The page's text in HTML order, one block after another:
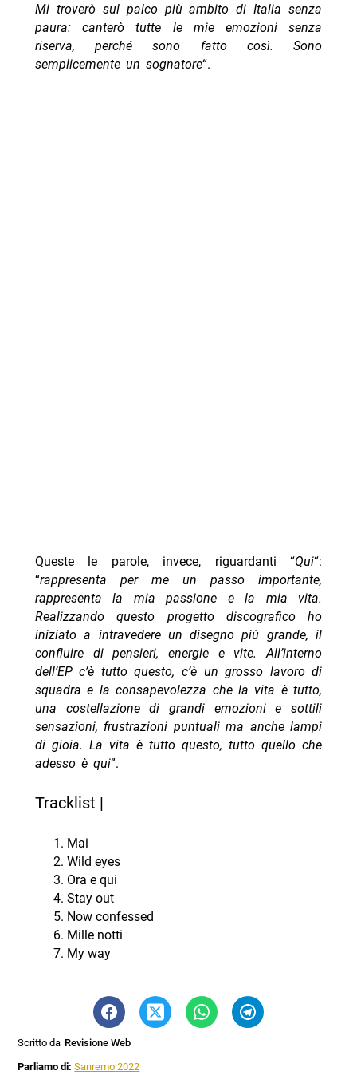
Mi troverò sul palco più ambito di Italia senza
paura: canterò tutte le mie emozioni senza
riserva, perché sono fatto così. Sono
semplicemente un sognatore“.
Queste le parole, invece, riguardanti “Qui“:
“rappresenta per me un passo importante,
rappresenta la mia passione e la mia vita.
Realizzando questo progetto discografico ho
iniziato a intravedere un disegno più grande, il
confluire di pensieri, energie e vite. All’interno
dell’EP c’è tutto questo, c’è un grosso lavoro di
squadra e la consapevolezza che la vita è tutto,
una costellazione di grandi emozioni e sottili
sensazioni, frustrazioni puntuali ma anche lampi
di gioia. La vita è tutto questo, tutto quello che
adesso è qui”.
Tracklist |
Mai
Wild eyes
Ora e qui
Stay out
Now confessed
Mille notti
My way
Scritto da Revisione Web
Parliamo di:Sanremo 2022